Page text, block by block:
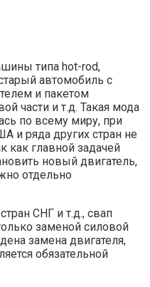
типа hot-rod,
автомобиль с
и пакетом
части и т.д. Такая мода
по всему миру, при
и ряда других стран не
как главной задачей
новый двигатель,
отдельно
СНГ и т.д., свап
заменой силовой
замена двигателя,
обязательной